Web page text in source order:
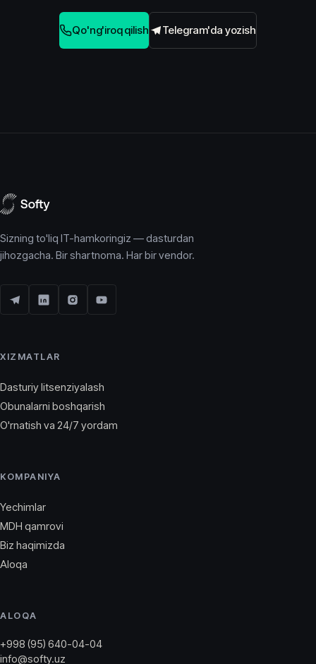
Qo'ng'iroq qilish Telegram'da yozish
Sizning to'liq IT-hamkoringiz — dasturdan
jihozgacha. Bir shartnoma. Har bir vendor.
XIZMATLAR
Dasturiy litsenziyalash
Obunalarni boshqarish
O'rnatish va 24/7 yordam
KOMPANIYA
Yechimlar
MDH qamrovi
Biz haqimizda
Aloqa
ALOQA
+998 (95) 640-04-04
info@softy.uz